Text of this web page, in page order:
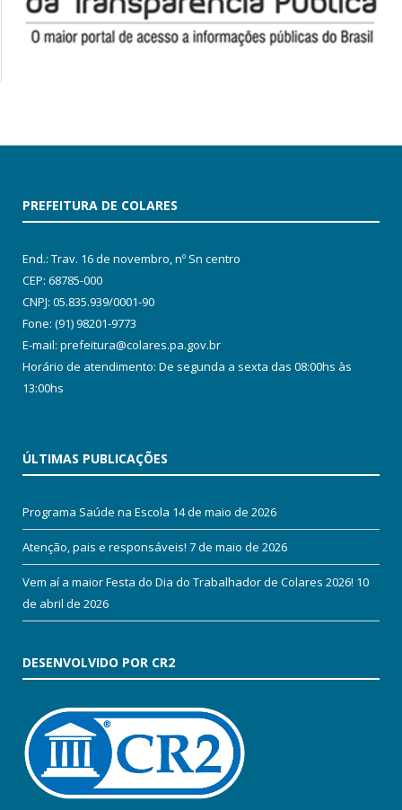
PREFEITURA DE COLARES
End.: Trav. 16 de novembro, nº Sn centro
CEP: 68785-000
CNPJ: 05.835.939/0001-90
Fone: (91) 98201-9773
E-mail: prefeitura@colares.pa.gov.br
Horário de atendimento: De segunda a sexta das 08:00hs às
13:00hs
ÚLTIMAS PUBLICAÇÕES
Programa Saúde na Escola 14 de maio de 2026
Atenção, pais e responsáveis! 7 de maio de 2026
Vem aí a maior Festa do Dia do Trabalhador de Colares 2026! 10
de abril de 2026
DESENVOLVIDO POR CR2